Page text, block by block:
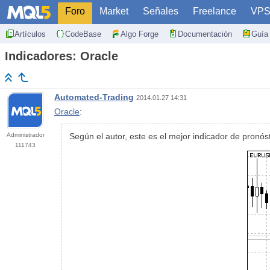
Foro Market Señales Freelance VPS
Artículos CodeBase Algo Forge Documentación Guía
Indicadores: Oracle
Administrador
111743
Automated-Trading 2014.01.27 14:31
Oracle:
Según el autor, este es el mejor indicador de